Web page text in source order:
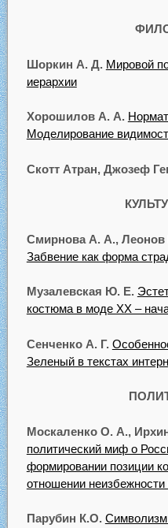
Шоркин А. Д. Мировой
иерархии
Хорошилов А. А.
Моделирование
Скотт Атран, Джозеф
Смирнова А. А.,
Забвение как форма
Музалевская Ю. Е.
костюма в моде ХХ –
Сенченко А. Г.
Зеленый в текстах
Москаленко О. А.,
политический миф о
формировании позиции
отношении
Парубин К.О. Символизм